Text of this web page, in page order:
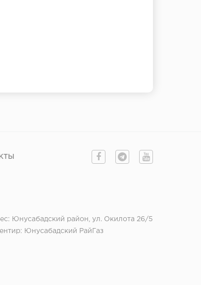
Юнусабадский район, ул. Окилота 26/5
Юнусабадский РайГаз